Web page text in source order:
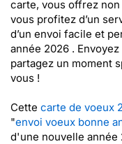
carte, vous offrez
vous profitez d’un
d’un envoi facile et
année 2026 .
partagez un moment
vous !
Cette carte de voeux
"envoi voeux bonne
d'une nouvelle